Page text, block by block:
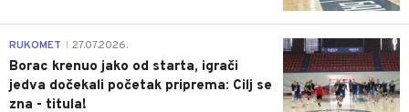
0
RUKOMET 27.07.2026.
Borac krenuo jako od starta, igrači
jedva dočekali početak priprema: Cilj se
zna - titula!